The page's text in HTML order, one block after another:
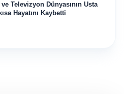
Televizyon Dünyasının Usta
Hayatını Kaybetti